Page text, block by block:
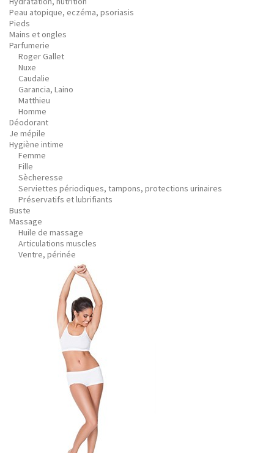
Peau atopique, eczéma, psoriasis
Pieds
Mains et ongles
Parfumerie
Roger Gallet
Nuxe
Caudalie
Garancia, Laino
Matthieu
Homme
Déodorant
Je mépile
Hygiène intime
Femme
Fille
Sècheresse
Serviettes périodiques, tampons, protections urinaires
Préservatifs et lubrifiants
Buste
Massage
Huile de massage
Articulations muscles
Ventre, périnée